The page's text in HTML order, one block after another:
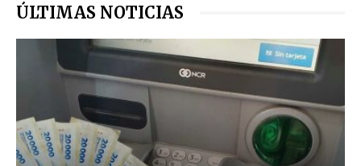
ÚLTIMAS NOTICIAS